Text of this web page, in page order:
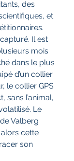
des
et
Il est
mois
dans le plus
d’un collier
le collier GPS
sans l’animal,
Le
Valberg
alors cette
son